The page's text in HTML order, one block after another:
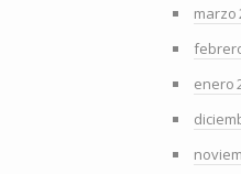
marzo
enero